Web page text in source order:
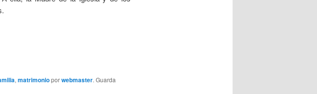
,matrimonioporwebmaster. Guarda